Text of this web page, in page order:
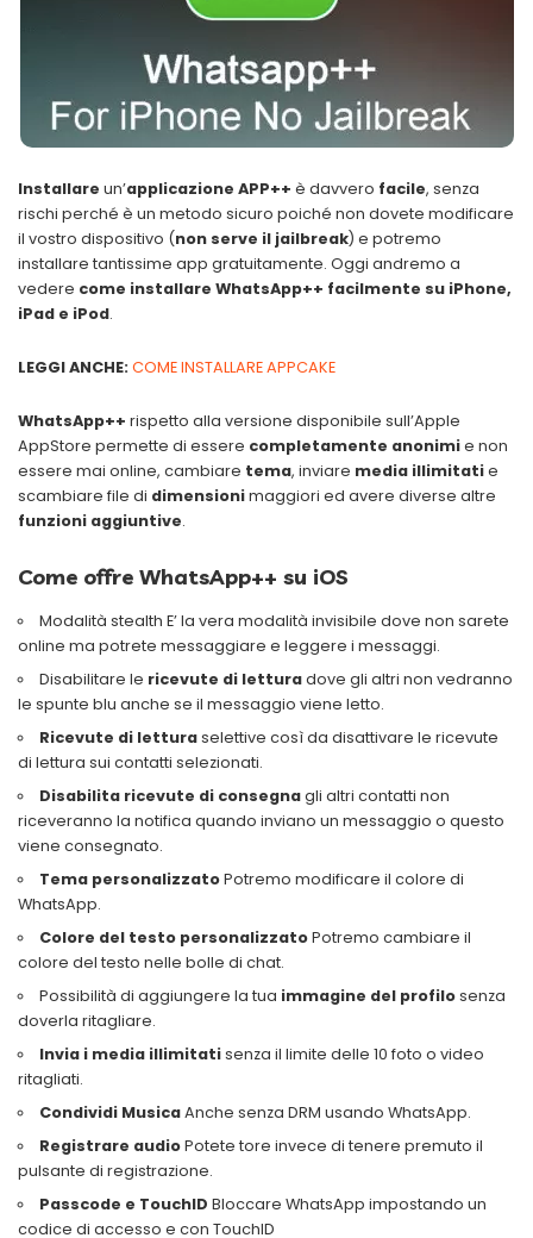
Installare un’applicazione APP++ è davvero facile, senza
rischi perché è un metodo sicuro poiché non dovete modificare
il vostro dispositivo (non serve il jailbreak) e potremo
installare tantissime app gratuitamente. Oggi andremo a
vedere come installare WhatsApp++ facilmente su iPhone,
iPad e iPod.
LEGGI ANCHE: COME INSTALLARE APPCAKE
WhatsApp++ rispetto alla versione disponibile sull’Apple
AppStore permette di essere completamente anonimie non
essere mai online, cambiare tema, inviare media illimitatie
scambiare file di dimensionimaggiori ed avere diverse altre
funzioni aggiuntive.
Come offre WhatsApp++ su iOS
Modalità stealth E’ la vera modalità invisibile dove non sarete
online ma potrete messaggiare e leggere i messaggi.
Disabilitare le ricevute di letturadove gli altri non vedranno
le spunte blu anche se il messaggio viene letto.
Ricevute di letturaselettive così da disattivare le ricevute
di lettura sui contatti selezionati.
Disabilita ricevute di consegnagli altri contatti non
riceveranno la notifica quando inviano un messaggio o questo
viene consegnato.
Tema personalizzatoPotremo modificare il colore di
WhatsApp.
Colore del testo personalizzatoPotremo cambiare il
colore del testo nelle bolle di chat.
Possibilità di aggiungere la tua immagine del profilosenza
doverla ritagliare.
Invia i media illimitatisenza il limite delle 10 foto o video
ritagliati.
Condividi MusicaAnche senza DRM usando WhatsApp.
Registrare audioPotete tore invece di tenere premuto il
pulsante di registrazione.
Passcode e TouchID Bloccare WhatsApp impostando un
codice di accesso e con TouchID